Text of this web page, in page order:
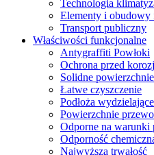
Technologia
Elementy i obudowy
Transport publiczny
Właściwości funkcjonalne
Antygraffiti Powłoki
Ochrona przed
Solidne powierzchnie
Łatwe czyszczenie
Podłoża
Powierzchnie
Odporne na warunki
Odporność
Najwyższa trwałość